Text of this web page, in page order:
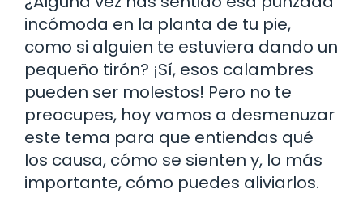
incómoda en la planta de tu pie,
como si alguien te estuviera dando un
pequeño tirón? ¡Sí, esos calambres
pueden ser molestos! Pero no te
preocupes, hoy vamos a desmenuzar
este tema para que entiendas qué
los causa, cómo se sienten y, lo más
importante, cómo puedes aliviarlos.